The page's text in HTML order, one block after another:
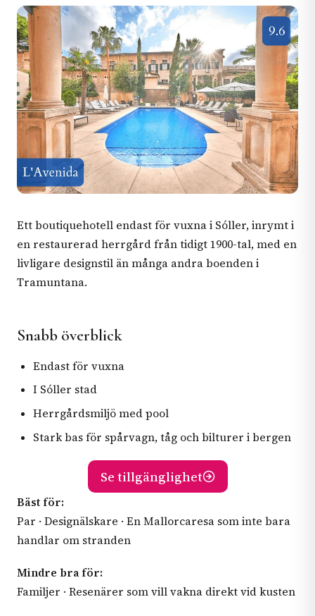
Ett boutiquehotell endast för vuxna i Sóller, inrymt i
en restaurerad herrgård från tidigt 1900-tal, med en
livligare designstil än många andra boenden i
Tramuntana.
Snabb överblick
Endast för vuxna
I Sóller stad
Herrgårdsmiljö med pool
Stark bas för spårvagn, tåg och bilturer i bergen
Se tillgänglighet
Bäst för:
Par · Designälskare · En Mallorcaresa som inte bara
handlar om stranden
Mindre bra för:
Familjer · Resenärer som vill vakna direkt vid kusten